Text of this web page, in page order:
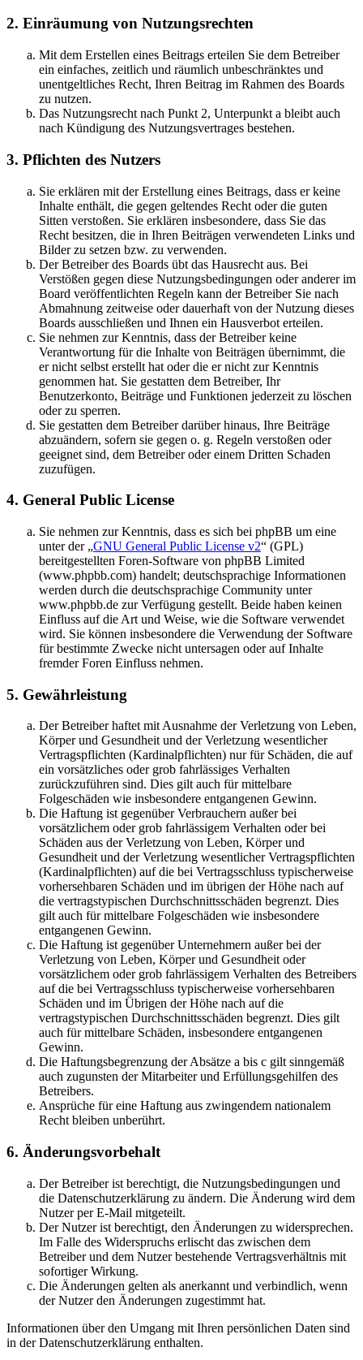
2. Einräumung von Nutzungsrechten
Mit dem Erstellen eines Beitrags erteilen Sie dem Betreiber
ein einfaches, zeitlich und räumlich unbeschränktes und
unentgeltliches Recht, Ihren Beitrag im Rahmen des Boards
zu nutzen.
Das Nutzungsrecht nach Punkt 2, Unterpunkt a bleibt auch
nach Kündigung des Nutzungsvertrages bestehen.
3. Pflichten des Nutzers
Sie erklären mit der Erstellung eines Beitrags, dass er keine
Inhalte enthält, die gegen geltendes Recht oder die guten
Sitten verstoßen. Sie erklären insbesondere, dass Sie das
Recht besitzen, die in Ihren Beiträgen verwendeten Links und
Bilder zu setzen bzw. zu verwenden.
Der Betreiber des Boards übt das Hausrecht aus. Bei
Verstößen gegen diese Nutzungsbedingungen oder anderer im
Board veröffentlichten Regeln kann der Betreiber Sie nach
Abmahnung zeitweise oder dauerhaft von der Nutzung dieses
Boards ausschließen und Ihnen ein Hausverbot erteilen.
Sie nehmen zur Kenntnis, dass der Betreiber keine
Verantwortung für die Inhalte von Beiträgen übernimmt, die
er nicht selbst erstellt hat oder die er nicht zur Kenntnis
genommen hat. Sie gestatten dem Betreiber, Ihr
Benutzerkonto, Beiträge und Funktionen jederzeit zu löschen
oder zu sperren.
Sie gestatten dem Betreiber darüber hinaus, Ihre Beiträge
abzuändern, sofern sie gegen o. g. Regeln verstoßen oder
geeignet sind, dem Betreiber oder einem Dritten Schaden
zuzufügen.
4. General Public License
Sie nehmen zur Kenntnis, dass es sich bei phpBB um eine
unter der „GNU General Public License v2“ (GPL)
bereitgestellten Foren-Software von phpBB Limited
(www.phpbb.com) handelt; deutschsprachige Informationen
werden durch die deutschsprachige Community unter
www.phpbb.de zur Verfügung gestellt. Beide haben keinen
Einfluss auf die Art und Weise, wie die Software verwendet
wird. Sie können insbesondere die Verwendung der Software
für bestimmte Zwecke nicht untersagen oder auf Inhalte
fremder Foren Einfluss nehmen.
5. Gewährleistung
Der Betreiber haftet mit Ausnahme der Verletzung von Leben,
Körper und Gesundheit und der Verletzung wesentlicher
Vertragspflichten (Kardinalpflichten) nur für Schäden, die auf
ein vorsätzliches oder grob fahrlässiges Verhalten
zurückzuführen sind. Dies gilt auch für mittelbare
Folgeschäden wie insbesondere entgangenen Gewinn.
Die Haftung ist gegenüber Verbrauchern außer bei
vorsätzlichem oder grob fahrlässigem Verhalten oder bei
Schäden aus der Verletzung von Leben, Körper und
Gesundheit und der Verletzung wesentlicher Vertragspflichten
(Kardinalpflichten) auf die bei Vertragsschluss typischerweise
vorhersehbaren Schäden und im übrigen der Höhe nach auf
die vertragstypischen Durchschnittsschäden begrenzt. Dies
gilt auch für mittelbare Folgeschäden wie insbesondere
entgangenen Gewinn.
Die Haftung ist gegenüber Unternehmern außer bei der
Verletzung von Leben, Körper und Gesundheit oder
vorsätzlichem oder grob fahrlässigem Verhalten des Betreibers
auf die bei Vertragsschluss typischerweise vorhersehbaren
Schäden und im Übrigen der Höhe nach auf die
vertragstypischen Durchschnittsschäden begrenzt. Dies gilt
auch für mittelbare Schäden, insbesondere entgangenen
Gewinn.
Die Haftungsbegrenzung der Absätze a bis c gilt sinngemäß
auch zugunsten der Mitarbeiter und Erfüllungsgehilfen des
Betreibers.
Ansprüche für eine Haftung aus zwingendem nationalem
Recht bleiben unberührt.
6. Änderungsvorbehalt
Der Betreiber ist berechtigt, die Nutzungsbedingungen und
die Datenschutzerklärung zu ändern. Die Änderung wird dem
Nutzer per E-Mail mitgeteilt.
Der Nutzer ist berechtigt, den Änderungen zu widersprechen.
Im Falle des Widerspruchs erlischt das zwischen dem
Betreiber und dem Nutzer bestehende Vertragsverhältnis mit
sofortiger Wirkung.
Die Änderungen gelten als anerkannt und verbindlich, wenn
der Nutzer den Änderungen zugestimmt hat.
Informationen über den Umgang mit Ihren persönlichen Daten sind
in der Datenschutzerklärung enthalten.